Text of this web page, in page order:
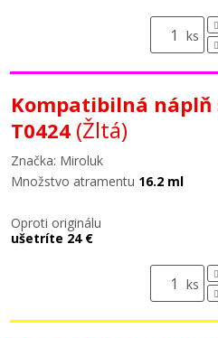
ks
Kompatibilná náplň
T0424 (Žltá)
Značka: Miroluk
Množstvo atramentu 16.2 ml
Oproti originálu
ušetríte 24 €
ks